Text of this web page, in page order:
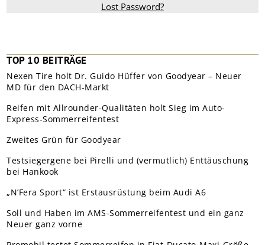
Lost Password?
TOP 10 BEITRÄGE
Nexen Tire holt Dr. Guido Hüffer von Goodyear – Neuer
MD für den DACH-Markt
Reifen mit Allrounder-Qualitäten holt Sieg im Auto-
Express-Sommerreifentest
Zweites Grün für Goodyear
Testsiegergene bei Pirelli und (vermutlich) Enttäuschung
bei Hankook
„N’Fera Sport“ ist Erstausrüstung beim Audi A6
Soll und Haben im AMS-Sommerreifentest und ein ganz
Neuer ganz vorne